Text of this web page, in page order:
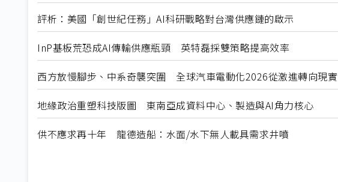
評析：美國「創世紀任務」AI科研戰略對台灣供應鏈的啟示
InP基板荒恐成AI傳輸供應瓶頸 英特磊採雙策略提高效率
西方放慢腳步、中系奇襲突圍 全球汽車電動化2026從激進轉向現實
地緣政治重塑科技版圖 東南亞成資料中心、製造與AI角力核心
供不應求再十年 龍德造船：水面/水下無人載具需求井噴